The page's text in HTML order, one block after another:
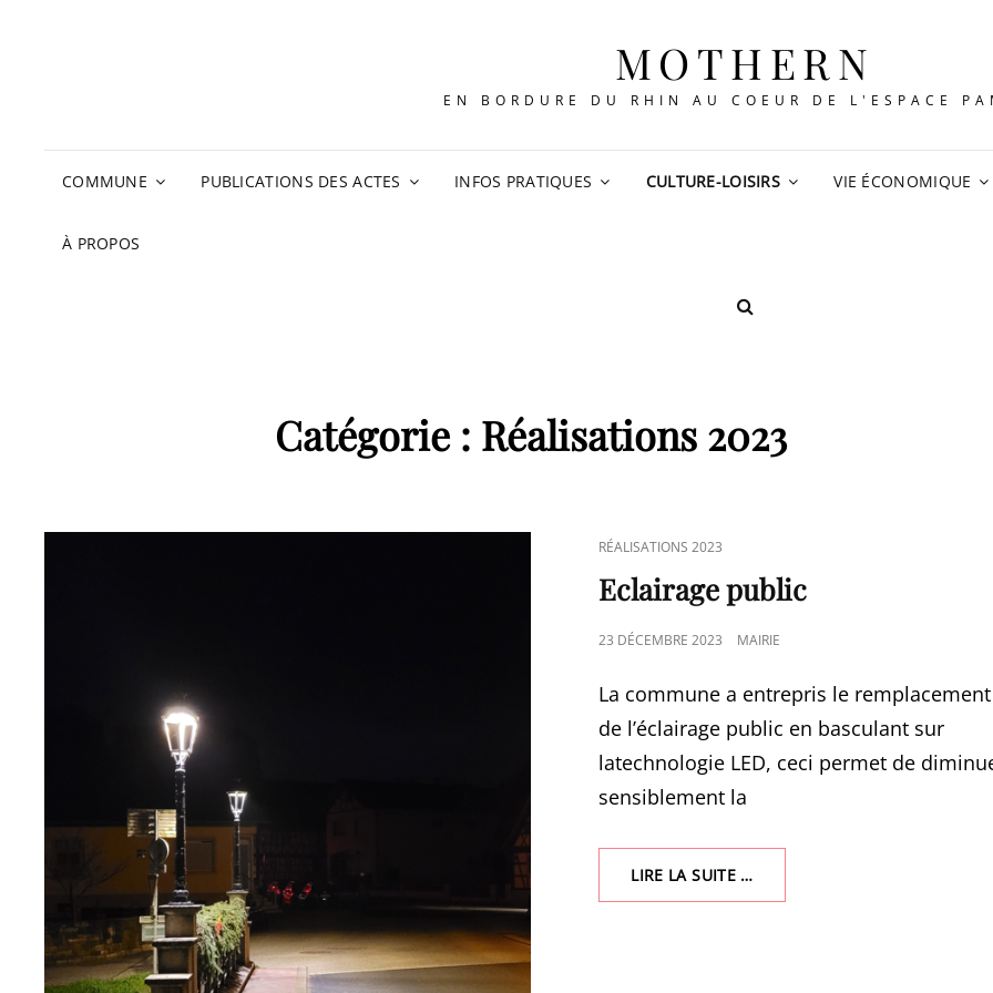
MOTHERN
EN BORDURE DU RHIN AU COEUR DE L'ESPACE
COMMUNE PUBLICATIONS DES ACTES INFOS PRATIQUES CULTURE-LOISIRS VIE ÉCONOMIQUE
À PROPOS
SEARCH
Catégorie : Réalisations 2023
CAT
LINKS
RÉALISATIONS 2023
Eclairage public
POSTED
23 DÉCEMBRE 2023 MAIRIE
La commune a entrepris le remplacement
de l’éclairage public en basculant sur
latechnologie LED, ceci permet de
sensiblement la
LIRE LA SUITE …ECLAIRAGE
PUBLIC